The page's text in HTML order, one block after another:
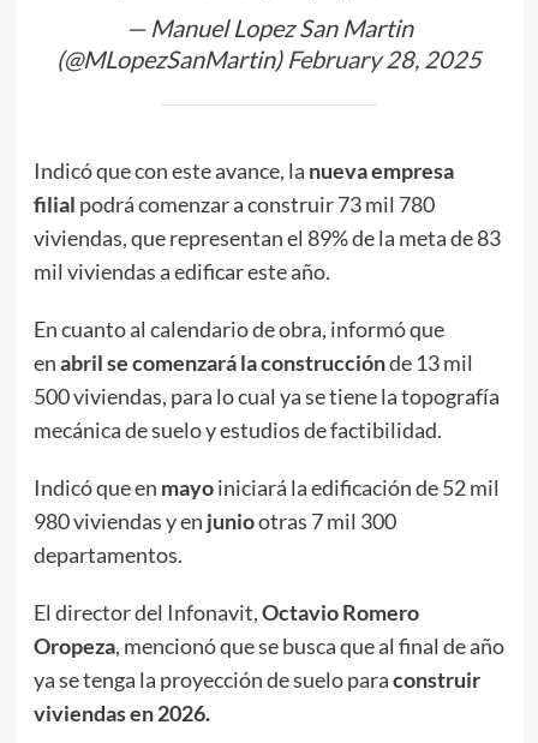
— Manuel Lopez San Martin
(@MLopezSanMartin) February 28, 2025
Indicó que con este avance, la nueva empresa
filial podrá comenzar a construir 73 mil 780
viviendas, que representan el 89% de la meta de 83
mil viviendas a edificar este año.
En cuanto al calendario de obra, informó que
enabril se comenzará la construcciónde 13 mil
500 viviendas, para lo cual ya se tiene la topografía
mecánica de suelo y estudios de factibilidad.
Indicó que en mayoiniciará la edificación de 52 mil
980 viviendas y en juniootras 7 mil 300
departamentos.
El director del Infonavit,Octavio Romero
Oropeza, mencionó que se busca que al final de año
ya se tenga la proyección de suelo paraconstruir
viviendas en 2026.